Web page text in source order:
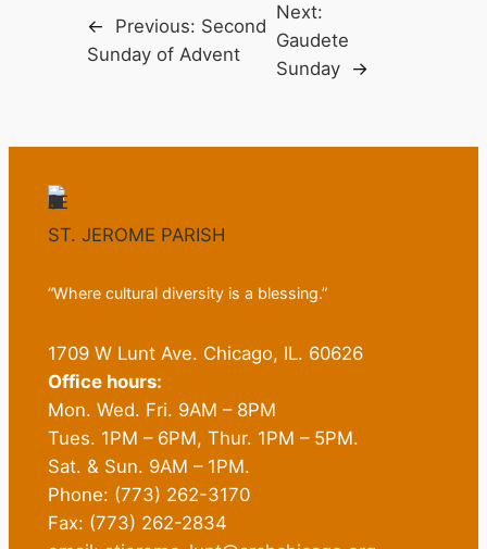
← Previous: Second
Sunday of Advent
Next:
Gaudete
Sunday
→
ST. JEROME PARISH
“Where cultural diversity is a blessing.”
1709 W Lunt Ave. Chicago, IL. 60626
Office hours:
Mon. Wed. Fri. 9AM – 8PM
Tues. 1PM – 6PM, Thur. 1PM – 5PM.
Sat. & Sun. 9AM – 1PM.
Phone: (773) 262-3170
Fax: (773) 262-2834